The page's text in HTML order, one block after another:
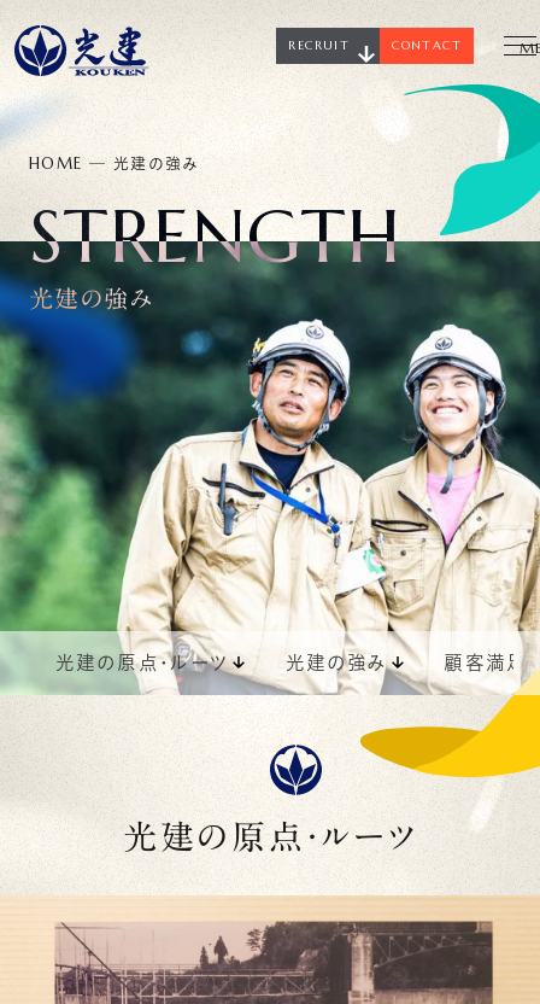
RECRUIT CONTACT
STRENGTH
光建の強み
HOME ─ 光建の強み
光建の原点・ルーツ 光建の強み 顧客満足
光建の原点・ルーツ